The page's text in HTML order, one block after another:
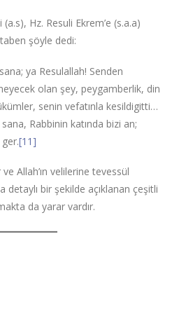
Hz. Resuli Ekrem’e (s.a.a)
şöyle dedi:
ya Resulallah! Senden
olan şey, peygamberlik, din
senin vefatınla kesildigitti…
Rabbinin katında bizi an;
[11]
Allah’ın velilerine tevessül
detaylı bir şekilde açıklanan çeşitli
da yarar vardır.